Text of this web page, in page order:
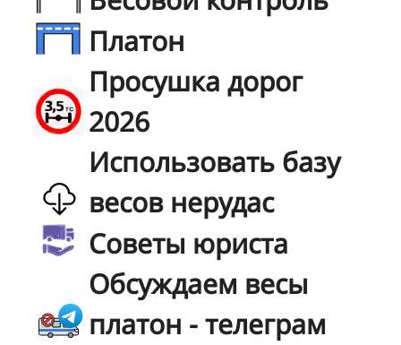
Платон
Просушка дорог
2026
Использовать базу
весов нерудас
Советы юриста
Обсуждаем весы
платон - телеграм